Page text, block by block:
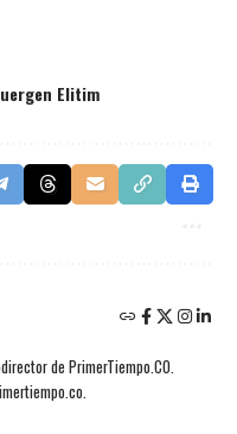
Elitim
de PrimerTiempo.CO.